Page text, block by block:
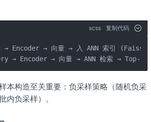
scss 复制代码
→ Encoder → 向量 → 入 ANN 索引 (Faiss
→ Encoder → 向量 → ANN 检索 → Top-K
本构造至关重要：负采样策略（随机负采
内负采样）。